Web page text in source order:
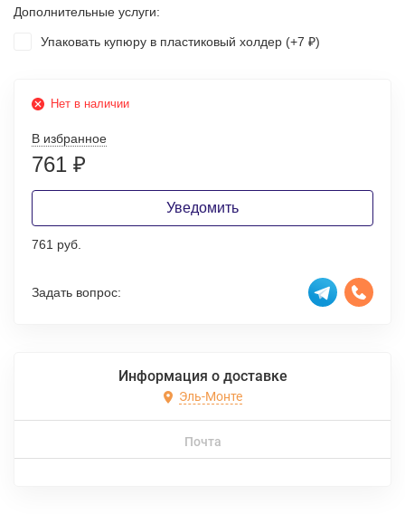
Дополнительные услуги:
Упаковать купюру в пластиковый холдер (+7 ₽)
Нет в наличии
В избранное
761 ₽
Уведомить
761 руб.
Задать вопрос:
Информация о доставке
Эль-Монте
Почта